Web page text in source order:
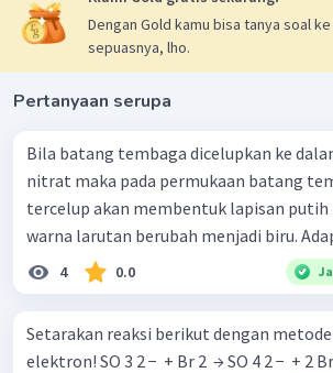
Dengan Gold kamu bisa tanya soal
sepuasnya, lho.
Pertanyaan serupa
Bila batang tembaga dicelupkan ke
nitrat maka pada permukaan batang
tercelup akan membentuk lapisan
warna larutan berubah menjadi biru.
4 0.0
Setarakan reaksi berikut dengan
elektron! SO 3 2 − ​ + Br 2 ​ → SO 4 2 − ​ +